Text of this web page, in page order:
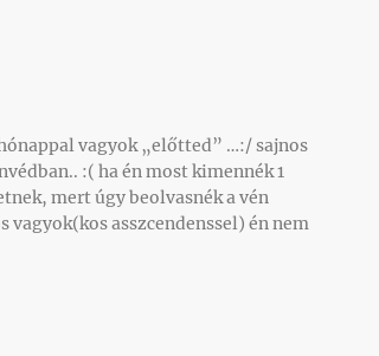
vagyok „előtted” …:/ sajnos
:( ha én most kimennék 1
mert úgy beolvasnék a vén
vagyok(kos asszcendenssel) én nem